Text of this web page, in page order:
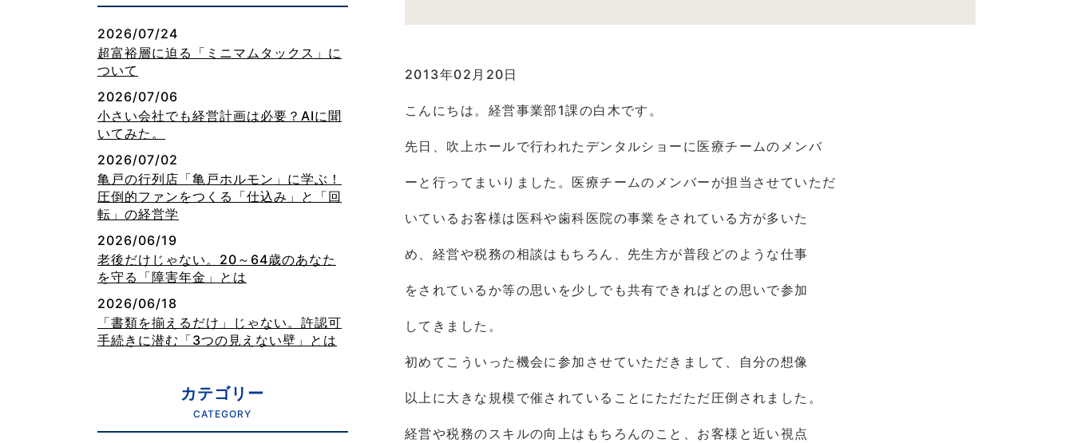
2013年02月20日
こんにちは。経営事業部1課の白木です。
先日、吹上ホールで行われたデンタルショーに医療チームのメンバ
ーと行ってまいりました。医療チームのメンバーが担当させていただ
いているお客様は医科や歯科医院の事業をされている方が多いた
め、経営や税務の相談はもちろん、先生方が普段どのような仕事
をされているか等の思いを少しでも共有できればとの思いで参加
してきました。
初めてこういった機会に参加させていただきまして、自分の想像
以上に大きな規模で催されていることにただただ圧倒されました。
経営や税務のスキルの向上はもちろんのこと、お客様と近い視点
2026/07/24
超富裕層に迫る「ミニマムタックス」に
ついて
2026/07/06
小さい会社でも経営計画は必要？AIに聞
いてみた。
2026/07/02
亀戸の行列店「亀戸ホルモン」に学ぶ！
圧倒的ファンをつくる「仕込み」と「回
転」の経営学
2026/06/19
老後だけじゃない。20～64歳のあなた
を守る「障害年金」とは
2026/06/18
「書類を揃えるだけ」じゃない。許認可
手続きに潜む「3つの見えない壁」とは
カテゴリー
CATEGORY